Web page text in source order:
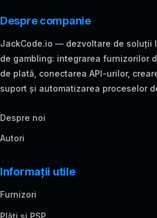
Despre companie
JackCode.io — dezvoltare de soluții
de gambling: integrarea furnizorilor
de plată, conectarea API-urilor,
suport și automatizarea proceselor
Despre noi
Autori
Informații utile
Furnizori